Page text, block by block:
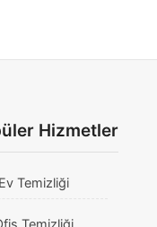
Hizmetler
Temizliği